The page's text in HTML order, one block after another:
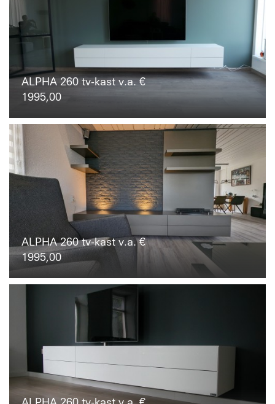
ALPHA 260 tv-kast v.a. €
1995,00
ALPHA 260 tv-kast v.a. €
1995,00